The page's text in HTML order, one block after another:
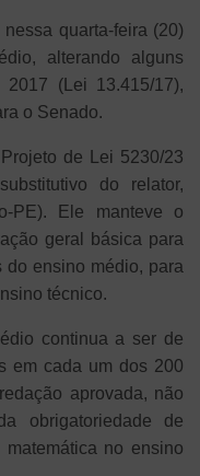
quarta-feira (20)
alterando alguns
(Lei 13.415/17),
o Senado.
de Lei 5230/23
do relator,
PE). Ele manteve o
geral básica para
do ensino médio, para
técnico.
continua a ser de
em cada um dos 200
aprovada, não
obrigatoriedade de
no ensino